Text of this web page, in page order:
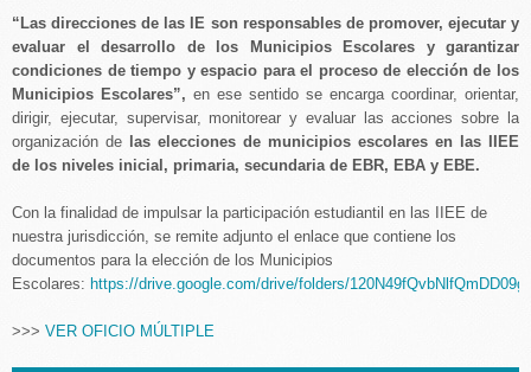
“Las direcciones de las IE son responsables de promover, ejecutar y
evaluar el desarrollo de los Municipios Escolares y garantizar
condiciones de tiempo y espacio para el proceso de elección de los
Municipios Escolares”, en ese sentido se encarga coordinar, orientar,
dirigir, ejecutar, supervisar, monitorear y evaluar las acciones sobre la
organización de
las elecciones de municipios escolares en las IIEE
de los niveles inicial, primaria, secundaria de EBR, EBA y EBE.
Con la finalidad de impulsar la participación estudiantil en las IIEE de
nuestra jurisdicción, se remite adjunto el enlace que contiene los
documentos para la elección de los Municipios
Escolares: https://drive.google.com/drive/folders/
>>> VER OFICIO MÚLTIPLE